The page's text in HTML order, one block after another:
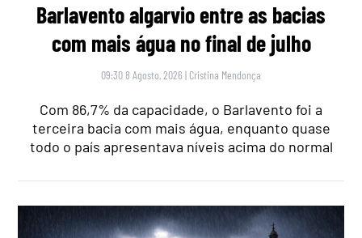
Barlavento algarvio entre as bacias
com mais água no final de julho
09:30 8 Agosto, 2026 | Cristina Mendonça
Com 86,7% da capacidade, o Barlavento foi a
terceira bacia com mais água, enquanto quase
todo o país apresentava níveis acima do normal